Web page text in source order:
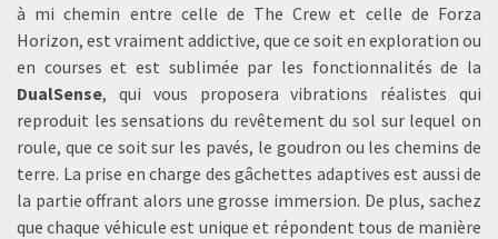
à mi chemin entre celle de The Crew et celle de Forza
Horizon, est vraiment addictive, que ce soit en exploration ou
en courses et est sublimée par les fonctionnalités de la
DualSense, qui vous proposera vibrations réalistes qui
reproduit les sensations du revêtement du sol sur lequel on
roule, que ce soit sur les pavés, le goudron ou les chemins de
terre. La prise en charge des gâchettes adaptives est aussi de
la partie offrant alors une grosse immersion. De plus, sachez
que chaque véhicule est unique et répondent tous de manière